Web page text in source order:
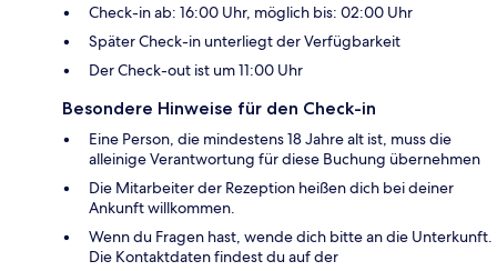
Check-in ab: 16:00 Uhr, möglich bis: 02:00 Uhr
Später Check-in unterliegt der Verfügbarkeit
Der Check-out ist um 11:00 Uhr
Besondere Hinweise für den Check-in
Eine Person, die mindestens 18 Jahre alt ist, muss die
alleinige Verantwortung für diese Buchung übernehmen
Die Mitarbeiter der Rezeption heißen dich bei deiner
Ankunft willkommen.
Wenn du Fragen hast, wende dich bitte an die Unterkunft.
Die Kontaktdaten findest du auf der